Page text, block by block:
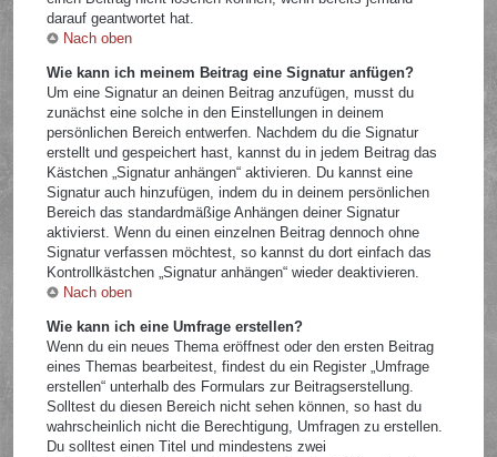
darauf geantwortet hat.
Nach oben
Wie kann ich meinem Beitrag eine Signatur anfügen?
Um eine Signatur an deinen Beitrag anzufügen, musst du
zunächst eine solche in den Einstellungen in deinem
persönlichen Bereich entwerfen. Nachdem du die Signatur
erstellt und gespeichert hast, kannst du in jedem Beitrag das
Kästchen „Signatur anhängen“ aktivieren. Du kannst eine
Signatur auch hinzufügen, indem du in deinem persönlichen
Bereich das standardmäßige Anhängen deiner Signatur
aktivierst. Wenn du einen einzelnen Beitrag dennoch ohne
Signatur verfassen möchtest, so kannst du dort einfach das
Kontrollkästchen „Signatur anhängen“ wieder deaktivieren.
Nach oben
Wie kann ich eine Umfrage erstellen?
Wenn du ein neues Thema eröffnest oder den ersten Beitrag
eines Themas bearbeitest, findest du ein Register „Umfrage
erstellen“ unterhalb des Formulars zur Beitragserstellung.
Solltest du diesen Bereich nicht sehen können, so hast du
wahrscheinlich nicht die Berechtigung, Umfragen zu erstellen.
Du solltest einen Titel und mindestens zwei